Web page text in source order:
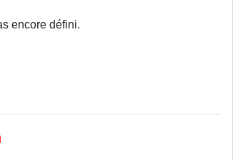
encore défini.